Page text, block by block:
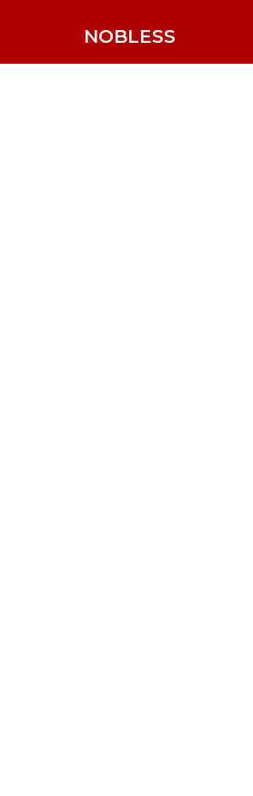
NOBLESS